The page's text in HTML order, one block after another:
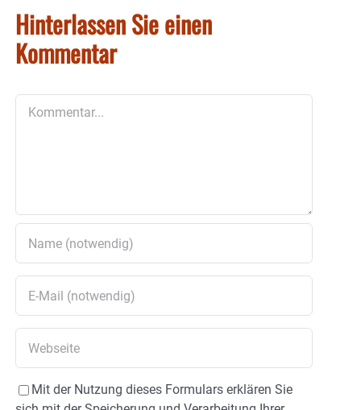
Hinterlassen Sie einen
Kommentar
Mit der Nutzung dieses Formulars erklären Sie